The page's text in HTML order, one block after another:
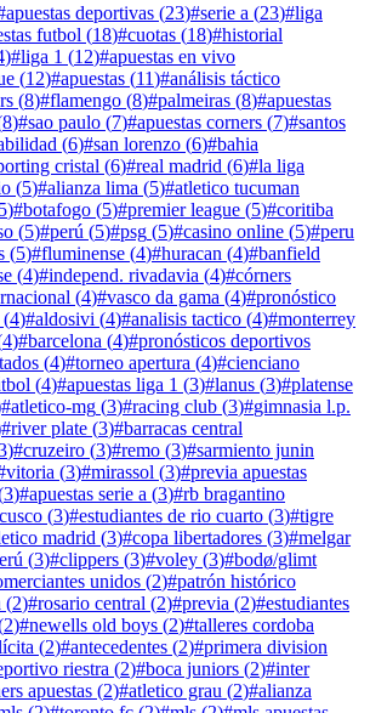
apuestas deportivas (23)#serie a (23)#liga
futbol (18)#cuotas (18)#historial
)#liga 1 (12)#apuestas en vivo
(12)#apuestas (11)#análisis táctico
(8)#flamengo (8)#palmeiras (8)#apuestas
8)#sao paulo (7)#apuestas corners (7)#santos
(6)#san lorenzo (6)#bahia
cristal (6)#real madrid (6)#la liga
(5)#alianza lima (5)#atletico tucuman
5)#botafogo (5)#premier league (5)#coritiba
(5)#perú (5)#psg (5)#casino online (5)#peru
(5)#fluminense (4)#huracan (4)#banfield
(4)#independ. rivadavia (4)#córners
(4)#vasco da gama (4)#pronóstico
(4)#aldosivi (4)#analisis tactico (4)#monterrey
4)#barcelona (4)#pronósticos deportivos
(4)#torneo apertura (4)#cienciano
(4)#apuestas liga 1 (3)#lanus (3)#platense
#atletico-mg (3)#racing club (3)#gimnasia l.p.
#river plate (3)#barracas central
)#cruzeiro (3)#remo (3)#sarmiento junin
vitoria (3)#mirassol (3)#previa apuestas
3)#apuestas serie a (3)#rb bragantino
cusco (3)#estudiantes de rio cuarto (3)#tigre
madrid (3)#copa libertadores (3)#melgar
(3)#clippers (3)#voley (3)#bodø/glimt
unidos (2)#patrón histórico
(2)#rosario central (2)#previa (2)#estudiantes
2)#newells old boys (2)#talleres cordoba
(2)#antecedentes (2)#primera division
riestra (2)#boca juniors (2)#inter
apuestas (2)#atletico grau (2)#alianza